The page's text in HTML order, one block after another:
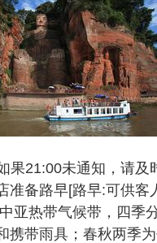
21:00未通知，请
备路早[路早:可供客
亚热带气候带，四季
带雨具；春秋两季